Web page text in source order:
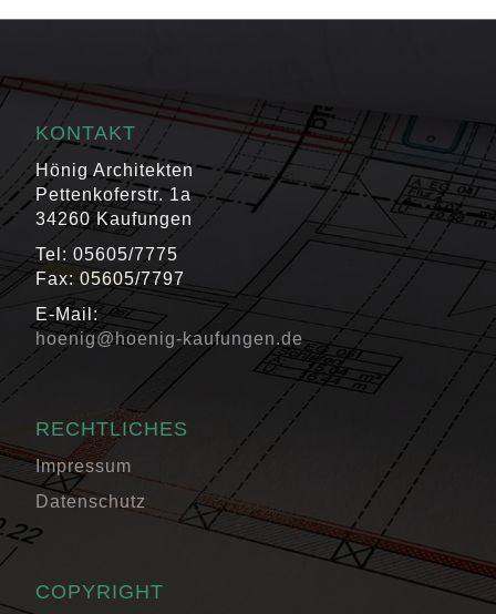
KONTAKT
Hönig Architekten
Pettenkoferstr. 1a
34260 Kaufungen
Tel: 05605/7775
Fax: 05605/7797
E-Mail:
hoenig@hoenig-kaufungen.de
RECHTLICHES
Impressum
Datenschutz
COPYRIGHT